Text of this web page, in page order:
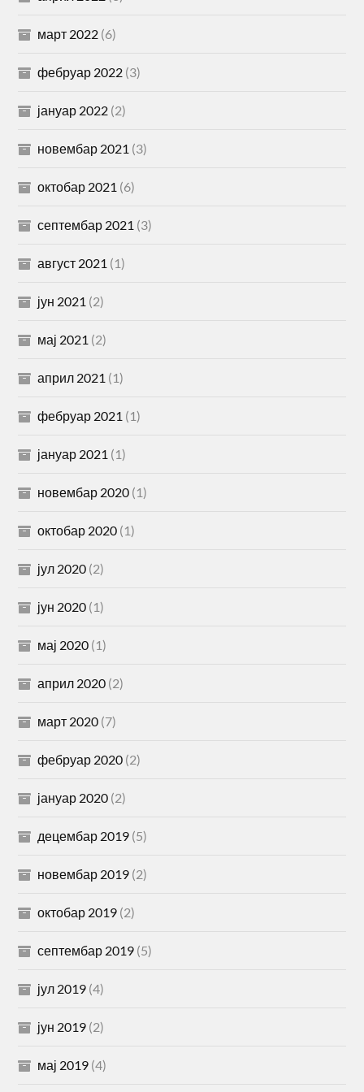
март 2022 (6)
фебруар 2022 (3)
јануар 2022 (2)
новембар 2021 (3)
октобар 2021 (6)
септембар 2021 (3)
август 2021 (1)
јун 2021 (2)
мај 2021 (2)
април 2021 (1)
фебруар 2021 (1)
јануар 2021 (1)
новембар 2020 (1)
октобар 2020 (1)
јул 2020 (2)
јун 2020 (1)
мај 2020 (1)
април 2020 (2)
март 2020 (7)
фебруар 2020 (2)
јануар 2020 (2)
децембар 2019 (5)
новембар 2019 (2)
октобар 2019 (2)
септембар 2019 (5)
јул 2019 (4)
јун 2019 (2)
мај 2019 (4)